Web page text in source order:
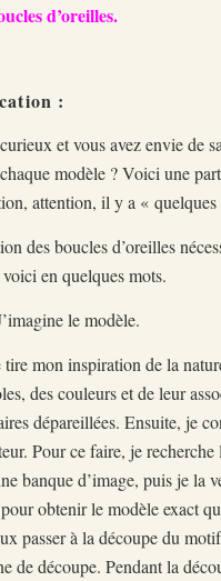
d’oreilles.
:
et vous avez envie de
modèle ? Voici une
attention, il y a « quelques
des boucles d’oreilles
voici en quelques mots.
le modèle.
mon inspiration de la
des couleurs et de leur
dépareillées. Ensuite, je
Pour ce faire, je recherche
banque d’image, puis je la
obtenir le modèle exact
passer à la découpe du
de découpe. Pendant la